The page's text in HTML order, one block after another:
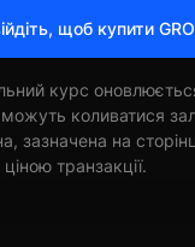
щоб купити
курс
коливатися
зазначена на
транзакції.